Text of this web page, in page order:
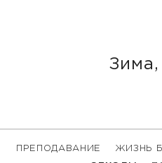
Зима,
ПРЕПОДАВАНИЕ ЖИЗНЬ